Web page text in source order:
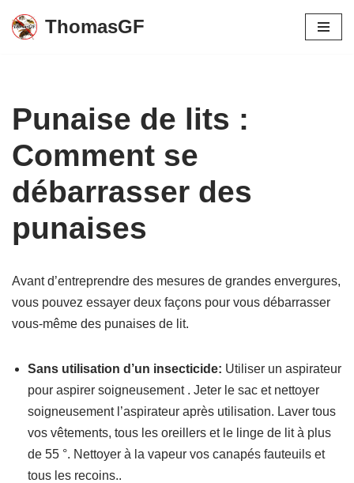
Aller
ThomasGF
Punaise de lits :
Comment se
débarrasser des
punaises
Avant d’entreprendre des mesures de grandes envergures,
vous pouvez essayer deux façons pour vous débarrasser
vous-même des punaises de lit.
Sans utilisation d’un insecticide: Utiliser un aspirateur
pour aspirer soigneusement . Jeter le sac et nettoyer
soigneusement l’aspirateur après utilisation. Laver tous
vos vêtements, tous les oreillers et le linge de lit à plus
de 55 °. Nettoyer à la vapeur vos canapés fauteuils et
tous les recoins..